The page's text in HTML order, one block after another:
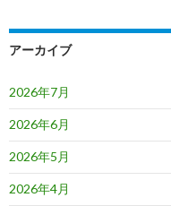
アーカイブ
2026年7月
2026年6月
2026年5月
2026年4月